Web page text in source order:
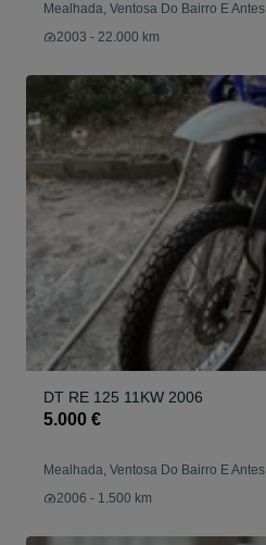
Mealhada, Ventosa Do Bairro E Antes
2003 - 22.000 km
DT RE 125 11KW 2006
5.000 €
Mealhada, Ventosa Do Bairro E Antes
2006 - 1.500 km